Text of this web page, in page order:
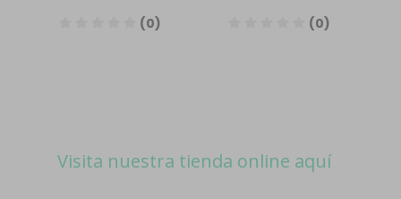
Visita nuestra tienda online aquí